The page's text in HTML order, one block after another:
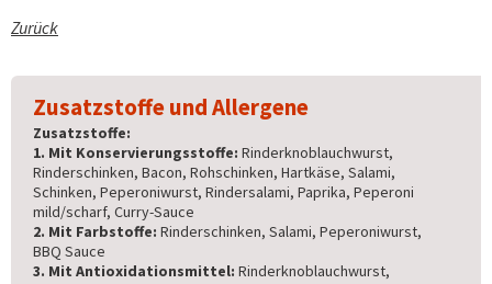
Zurück
Zusatzstoffe und Allergene
Zusatzstoffe:
1. Mit Konservierungsstoffe: Rinderknoblauchwurst,
Rinderschinken, Bacon, Rohschinken, Hartkäse, Salami,
Schinken, Peperoniwurst, Rindersalami, Paprika, Peperoni
mild/scharf, Curry-Sauce
2. Mit Farbstoffe: Rinderschinken, Salami, Peperoniwurst,
BBQ Sauce
3. Mit Antioxidationsmittel: Rinderknoblauchwurst,